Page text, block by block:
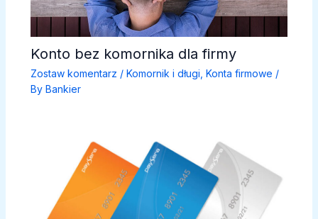
Konto bez komornika dla firmy
Zostaw komentarz / Komornik i długi Konta firmowe /
By Bankier